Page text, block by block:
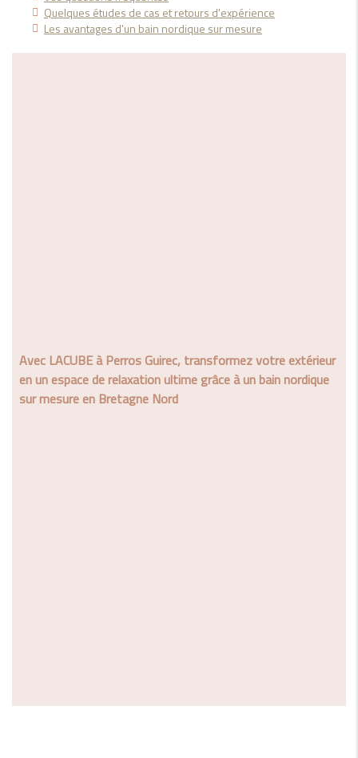
Quelques études de cas et retours d'expérience
Les avantages d'un bain nordique sur mesure
Avec LACUBE à Perros Guirec, transformez votre extérieur
en un espace de relaxation ultime grâce à un bain nordique
sur mesure en Bretagne Nord